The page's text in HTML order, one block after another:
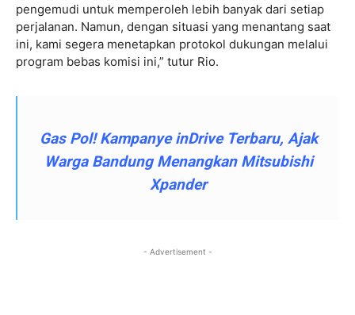
pengemudi untuk memperoleh lebih banyak dari setiap
perjalanan. Namun, dengan situasi yang menantang saat
ini, kami segera menetapkan protokol dukungan melalui
program bebas komisi ini,” tutur Rio.
Gas Pol! Kampanye inDrive Terbaru, Ajak
Warga Bandung Menangkan Mitsubishi
Xpander
- Advertisement -